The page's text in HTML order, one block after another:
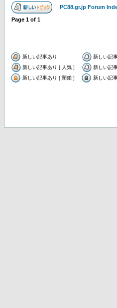
PC88.gr.jp Forum
Page 1 of 1
新しい記事あり 新しい記
新しい記事あり [ 人気 ]
新しい記
新しい記事あり [ 閉鎖 ]
新しい記